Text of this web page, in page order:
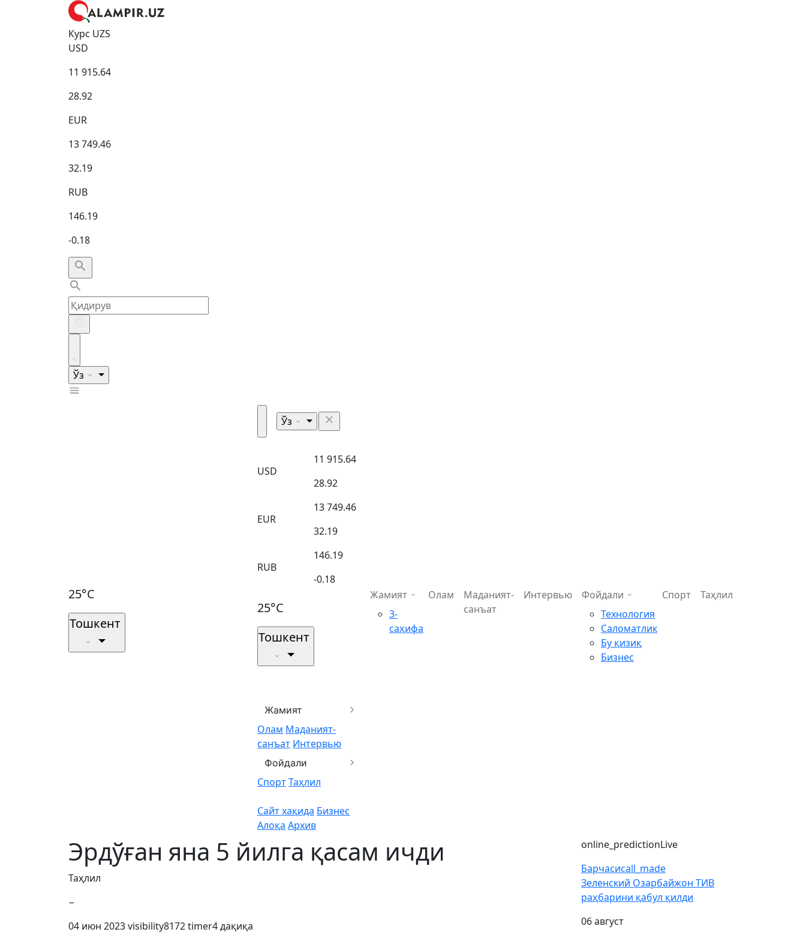
Курс UZS
USD
11 915.64
28.92
EUR
13 749.46
32.19
RUB
146.19
-0.18
Ўз
25°C
Тошкент
Ўз
USD
11 915.64
28.92
EUR
13 749.46
32.19
RUB
146.19
-0.18
25°C
Тошкент
Жамият
Олам Маданият-
санъат Интервью
Фойдали
СпортТаҳлил
Сайт хақида Бизнес
Алоқа Архив
Жамият
3-
саҳифа
Олам
Маданият-
санъат
Интервью
Фойдали
Технология
Саломатлик
Бу қизиқ
Бизнес
Спорт Таҳлил
Эрдўған яна 5 йилга қасам ичди
Таҳлил
−
04 июн 2023visibility8172timer4 дақиқа
online_predictionLive
Барчасиcall_made
Зеленский Озарбайжон ТИВ
раҳбарини қабул қилди
06 август